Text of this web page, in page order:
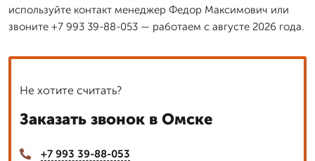
используйте контакт менеджер Федор Максимович или
звоните +7 993 39-88-053 — работаем с августе 2026 года.
Не хотите считать?
Заказать звонок в Омске
+7 993 39-88-053